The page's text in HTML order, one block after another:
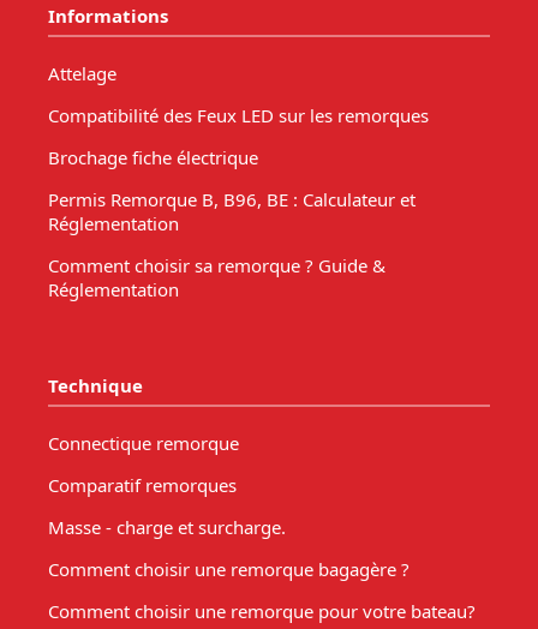
Informations
Attelage
Compatibilité des Feux LED sur les remorques
Brochage fiche électrique
Permis Remorque B, B96, BE : Calculateur et
Réglementation
Comment choisir sa remorque ? Guide &
Réglementation
Technique
Connectique remorque
Comparatif remorques
Masse - charge et surcharge.
Comment choisir une remorque bagagère ?
Comment choisir une remorque pour votre bateau?